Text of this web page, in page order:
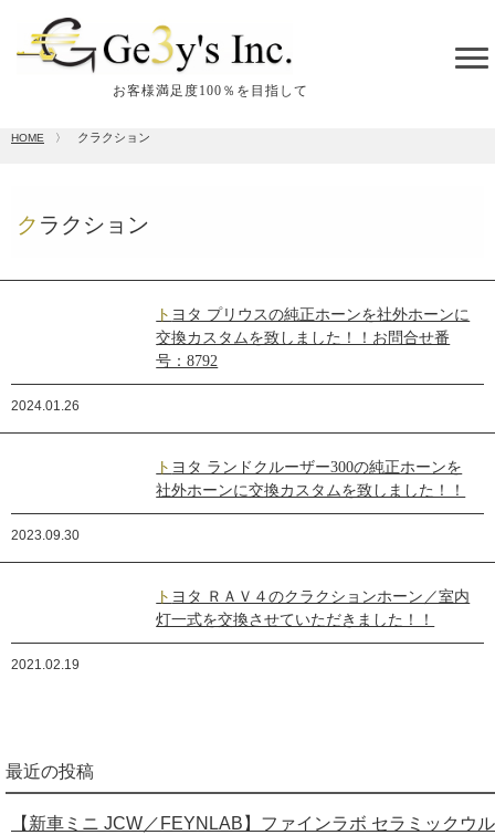
お客様満足度100％を目指して
HOME 〉 クラクション
クラクション
トヨタ プリウスの純正ホーンを社外ホーンに
交換カスタムを致しました！！お問合せ番
号：8792
2024.01.26
トヨタ ランドクルーザー300の純正ホーンを
社外ホーンに交換カスタムを致しました！！
2023.09.30
トヨタ ＲＡＶ４のクラクションホーン／室内
灯一式を交換させていただきました！！
2021.02.19
最近の投稿
【新車ミニ JCW／FEYNLAB】ファインラボ セラミックウル